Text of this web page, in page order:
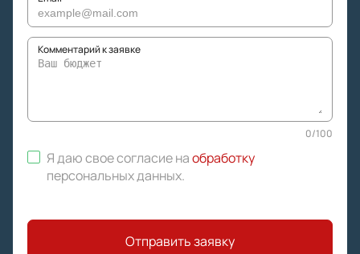
Комментарий к заявке
0/100
Я даю свое согласие наобработку
персональных данных.
Отправить заявку